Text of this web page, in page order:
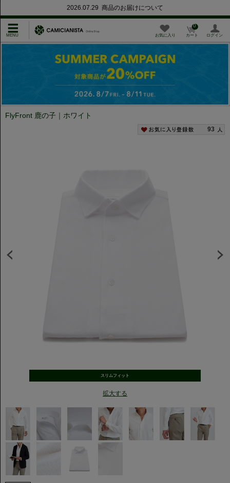
2026.07.29 商品のお届けについて
お気に入り カート
0
ログイン
FlyFront 鹿の子｜ホワイト
93
スリムフィット
拡大する